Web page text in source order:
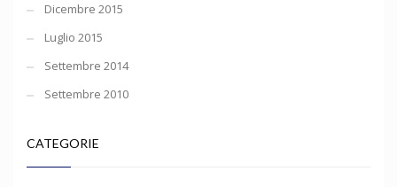
Dicembre 2015
Luglio 2015
Settembre 2014
Settembre 2010
CATEGORIE